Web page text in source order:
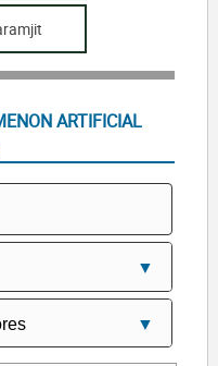
ARTIFICIAL